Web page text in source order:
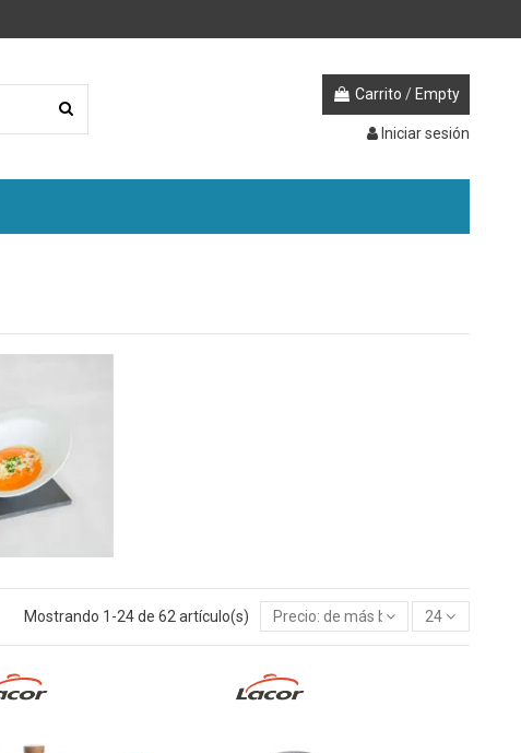
Carrito / Empty
Iniciar sesión
Mostrando 1-24 de 62 artículo(s) Precio: de más bajo a más alto
24